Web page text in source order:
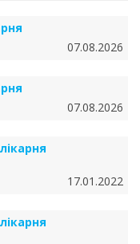
07.08.2026
07.08.2026
17.01.2022